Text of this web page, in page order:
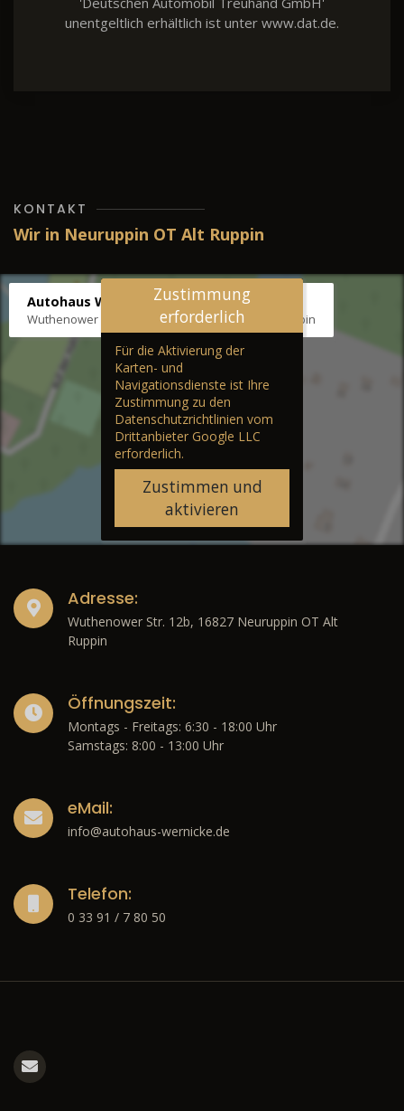
unentgeltlich erhältlich ist unter www.dat.de.
KONTAKT
Wir in Neuruppin OT Alt Ruppin
Autohaus Wernicke
Wuthenower Str. 12b, 16827 Neuruppin OT Alt Ruppin
Zustimmung
erforderlich
Für die Aktivierung der
Karten- und
Navigationsdienste ist Ihre
Zustimmung zu den
Datenschutzrichtlinien vom
Drittanbieter Google LLC
erforderlich.
Zustimmen und
aktivieren
Adresse:
Wuthenower Str. 12b, 16827 Neuruppin OT Alt
Ruppin
Öffnungszeit:
Montags - Freitags: 6:30 - 18:00 Uhr
Samstags: 8:00 - 13:00 Uhr
eMail:
info@autohaus-wernicke.de
Telefon:
0 33 91 / 7 80 50